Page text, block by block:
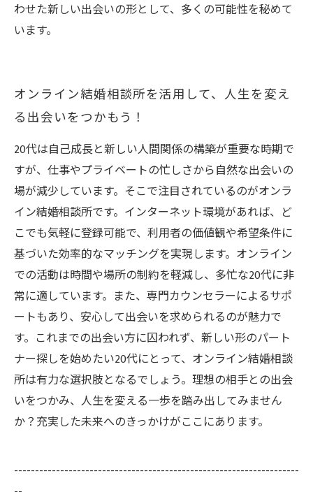
わせた新しい出会いの形として、多くの可能性を秘めて
います。
オンライン結婚相談所を活用して、人生を変え
る出会いをつかもう！
20代は自己成長と新しい人間関係の構築が重要な時期で
すが、仕事やプライベートの忙しさから自然な出会いの
場が減少しています。そこで注目されているのがオンラ
イン結婚相談所です。インターネット環境があれば、ど
こでも気軽に登録可能で、利用者の価値観や希望条件に
基づいた効率的なマッチングを実現します。オンライン
での活動は時間や場所の制約を軽減し、多忙な20代に非
常に適しています。また、専門カウンセラーによるサポ
ートもあり、安心して出会いを求められるのが魅力で
す。これまでの出会い方に囚われず、新しい形のパート
ナー探しを始めたい20代にとって、オンライン結婚相談
所は有力な選択肢となるでしょう。理想の相手との出会
いをつかみ、人生を変える一歩を踏み出してみません
か？充実した未来へのきっかけがここにあります。
--------------------------------------------------------------------